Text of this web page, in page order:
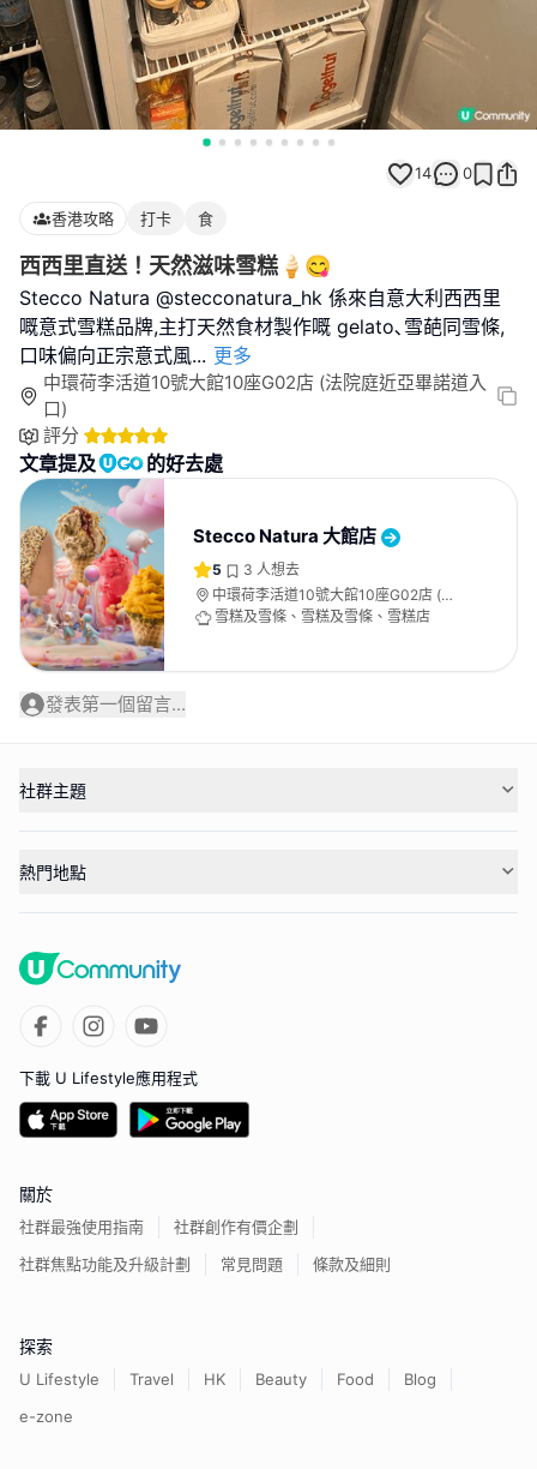
14 0
香港攻略 打卡 食
西西里直送！天然滋味雪糕🍦😋
Stecco Natura @stecconatura_hk 係來自意大利西西里
嘅意式雪糕品牌,主打天然食材製作嘅 gelato､雪葩同雪條,
口味偏向正宗意式風... 更多
中環荷李活道10號大館10座G02店 (法院庭近亞畢諾道入
口)
評分
文章提及 的好去處
Stecco Natura 大館店
5 3 人想去
中環荷李活道10號大館10座G02店 (法
院庭近亞畢諾道入口)
雪糕及雪條、雪糕及雪條、雪糕店
發表第一個留言...
社群主題
熱門地點
下載 U Lifestyle應用程式
關於
社群最強使用指南
社群創作有價企劃
社群焦點功能及升級計劃
常見問題 條款及細則
探索
U Lifestyle Travel HK Beauty Food
Blog
e-zone